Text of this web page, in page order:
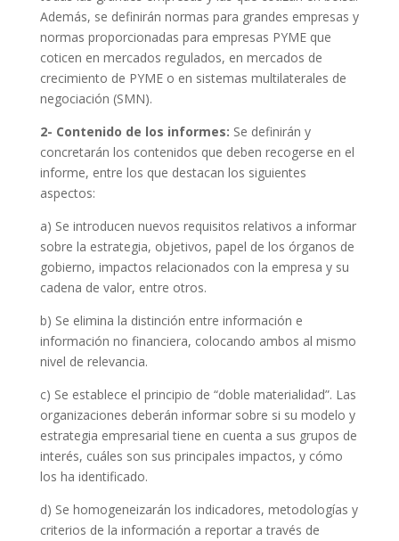
Además, se definirán normas para grandes empresas y
normas proporcionadas para empresas PYME que
coticen en mercados regulados, en mercados de
crecimiento de PYME o en sistemas multilaterales de
negociación (SMN).
2- Contenido de los informes: Se definirán y
concretarán los contenidos que deben recogerse en el
informe, entre los que destacan los siguientes
aspectos:
a) Se introducen nuevos requisitos relativos a informar
sobre la estrategia, objetivos, papel de los órganos de
gobierno, impactos relacionados con la empresa y su
cadena de valor, entre otros.
b) Se elimina la distinción entre información e
información no financiera, colocando ambos al mismo
nivel de relevancia.
c) Se establece el principio de “doble materialidad”. Las
organizaciones deberán informar sobre si su modelo y
estrategia empresarial tiene en cuenta a sus grupos de
interés, cuáles son sus principales impactos, y cómo
los ha identificado.
d) Se homogeneizarán los indicadores, metodologías y
criterios de la información a reportar a través de